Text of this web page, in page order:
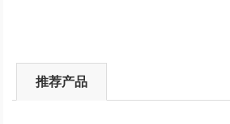
推荐产品